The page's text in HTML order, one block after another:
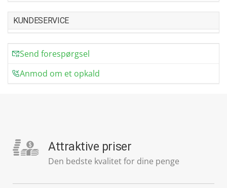
KUNDESERVICE
Send forespørgsel
Anmod om et opkald
Attraktive priser
Den bedste kvalitet for dine penge